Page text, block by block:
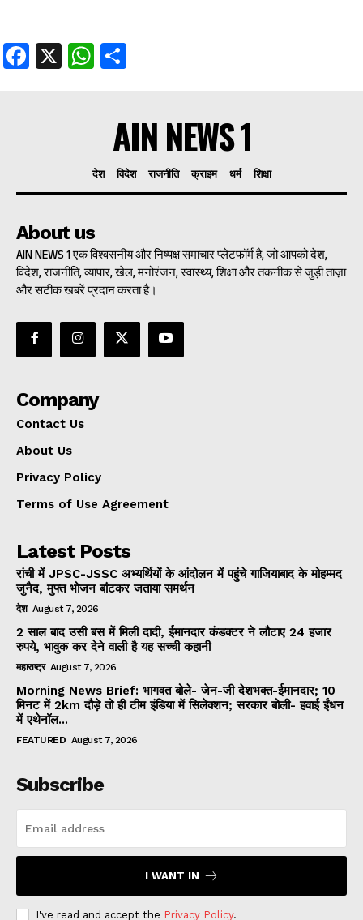
Facebook
X WhatsApp
AIN NEWS 1
देश विदेश राजनीति क्राइम धर्म शिक्षा
About us
AIN NEWS 1 एक विश्वसनीय और निष्पक्ष समाचार प्लेटफॉर्म है, जो आपको देश,
विदेश, राजनीति, व्यापार, खेल, मनोरंजन, स्वास्थ्य, शिक्षा और तकनीक से जुड़ी ताज़ा
और सटीक खबरें प्रदान करता है।
Company
Contact Us
About Us
Privacy Policy
Terms of Use Agreement
Latest Posts
रांची में JPSC-JSSC अभ्यर्थियों के आंदोलन में पहुंचे गाजियाबाद के मोहम्मद
जुनैद, मुफ्त भोजन बांटकर जताया समर्थन
देश August 7, 2026
2 साल बाद उसी बस में मिली दादी, ईमानदार कंडक्टर ने लौटाए 24 हजार
रुपये, भावुक कर देने वाली है यह सच्ची कहानी
महाराष्ट्र August 7, 2026
Morning News Brief: भागवत बोले- जेन-जी देशभक्त-ईमानदार; 10
मिनट में 2km दौड़े तो ही टीम इंडिया में सिलेक्शन; सरकार बोली- हवाई ईंधन
में एथेनॉल...
FEATURED August 7, 2026
Subscribe
I WANT IN
I've read and accept the Privacy Policy.